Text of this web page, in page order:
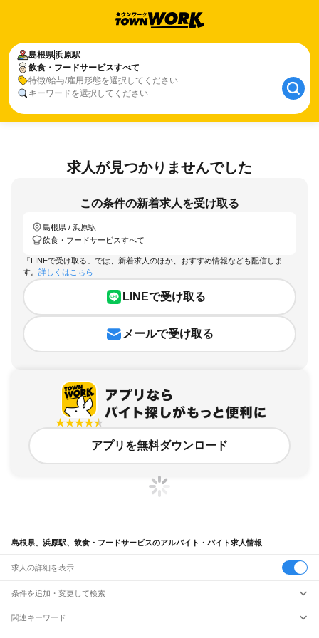
島根県浜原駅
飲食・フードサービスすべて
特徴/給与/雇用形態を選択してください
キーワードを選択してください
求人が見つかりませんでした
この条件の新着求人を受け取る
島根県 / 浜原駅
飲食・フードサービスすべて
「LINEで受け取る」では、新着求人のほか、おすすめ情報なども配信しま
す。 詳しくはこちら
LINEで受け取る
メールで受け取る
アプリを無料ダウンロード
島根県、浜原駅、飲食・フードサービスのアルバイト・バイト求人情報
求人の詳細を表示
条件を追加・変更して検索
市区町村を追加・変更
関連キーワード